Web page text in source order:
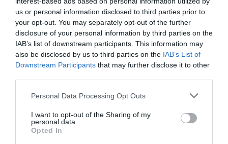
us or personal information disclosed to third parties prior to
your opt-out. You may separately opt-out of the further
disclosure of your personal information by third parties on the
IAB’s list of downstream participants. This information may
also be disclosed by us to third parties on the IAB’s List of
Downstream Participants that may further disclose it to other
Personal Data Processing Opt Outs
I want to opt-out of the Sharing of my
personal data.
Opted In
Nici pe la blonduţe, stii tu, sânii mari, dar…sunt
frumoase…
Nu trec nici pe la fiţoase ce-au luat moşnegi ca
soţi,
Se-nţelege de la sine,banul trage tot la ban,